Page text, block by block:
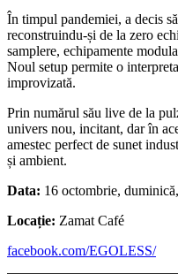
În timpul pandemiei, a decis
reconstruindu-și de la zero
samplere, echipamente
Noul setup permite o
improvizată.
Prin numărul său live de la
univers nou, incitant, dar în
amestec perfect de sunet
și ambient.
Data: 16 octombrie,
Locație: Zamat Café
facebook.com/EGOLESS/